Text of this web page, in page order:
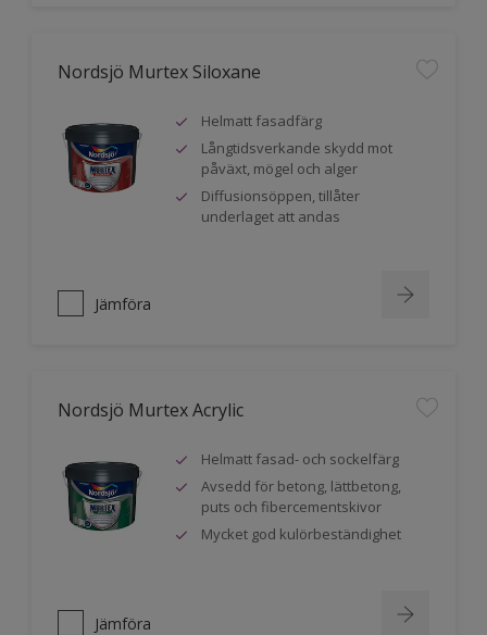
Nordsjö Murtex Siloxane
Helmatt fasadfärg
Långtidsverkande skydd mot
påväxt, mögel och alger
Diffusionsöppen, tillåter
underlaget att andas
Jämföra
Nordsjö Murtex Acrylic
Helmatt fasad- och sockelfärg
Avsedd för betong, lättbetong,
puts och fibercementskivor
Mycket god kulörbeständighet
Jämföra